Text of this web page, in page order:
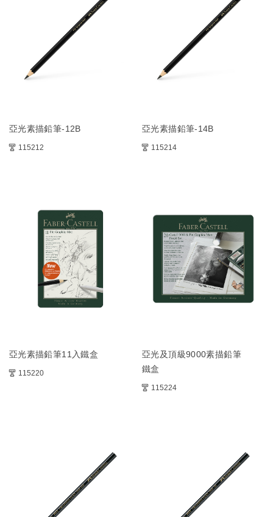
亞光素描鉛筆-12B
115212
亞光素描鉛筆-14B
115214
亞光素描鉛筆11入鐵盒
115220
亞光及頂級9000素描鉛筆
鐵盒
115224